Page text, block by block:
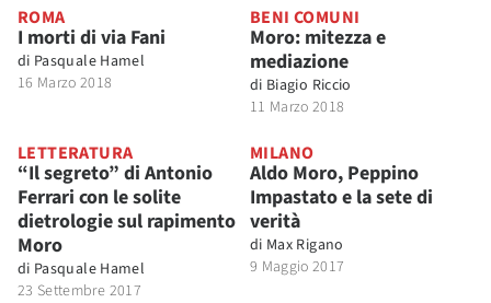
ROMA
I morti di via Fani
di Pasquale Hamel
16 Marzo 2018
BENI COMUNI
Moro: mitezza e
mediazione
di Biagio Riccio
11 Marzo 2018
LETTERATURA
“Il segreto” di Antonio
Ferrari con le solite
dietrologie sul rapimento
Moro
di Pasquale Hamel
23 Settembre 2017
MILANO
Aldo Moro, Peppino
Impastato e la sete di
verità
di Max Rigano
9 Maggio 2017